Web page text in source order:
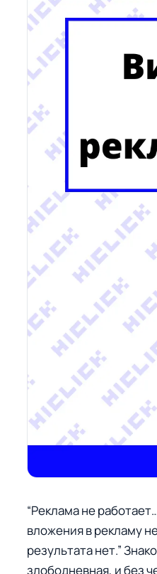
“Реклама не
вложения в рекламу
результата нет.”
злободневная, и без